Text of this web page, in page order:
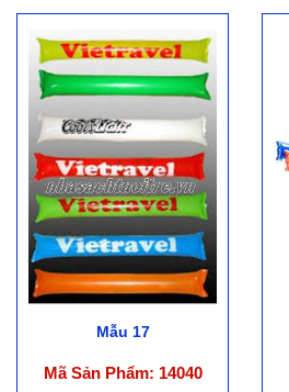
Mẫu 17
Mã Sản Phẩm: 14040